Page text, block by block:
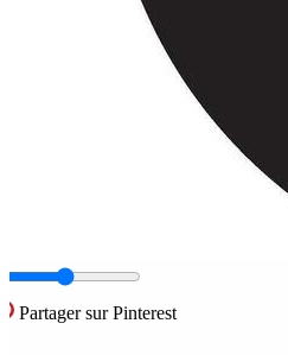
Partager sur Pinterest